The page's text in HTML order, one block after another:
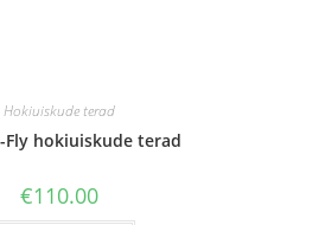
Hokiuiskude terad
Fly hokiuiskude terad
€110.00